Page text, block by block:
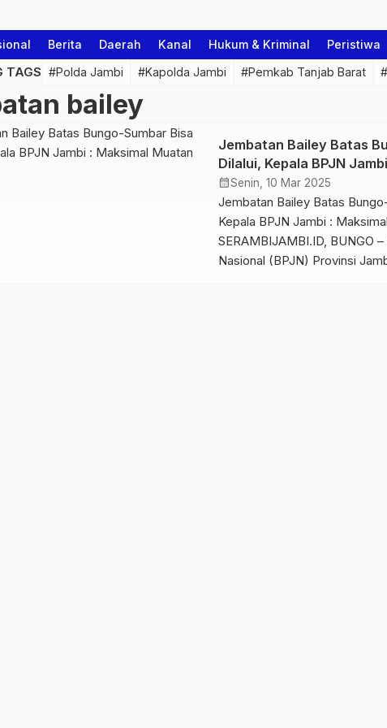
Berita Daerah Kanal Hukum & Kriminal Peristiwa
TAGS #Polda Jambi #Kapolda Jambi #Pemkab Tanjab Barat
bailey
Jembatan Bailey Batas
Dilalui, Kepala BPJN
20 Ton
calendar_monthSenin, 10 Mar 2025
Jembatan Bailey Batas
Kepala BPJN Jambi :
SERAMBIJAMBI.ID, BUNGO
Nasional (BPJN) Provinsi